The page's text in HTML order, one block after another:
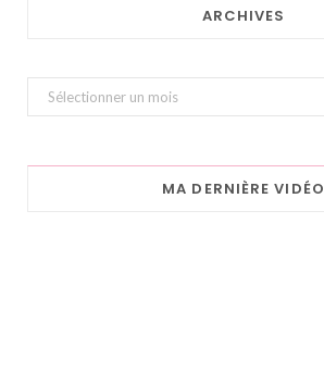
ARCHIVES
Archives
MA DERNIÈRE VIDÉO